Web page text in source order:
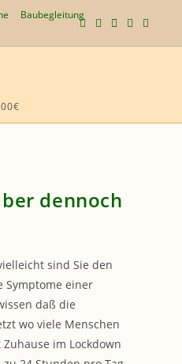
Baubegleitung
WEBSITE-
dennoch
sind Sie den
Symptome einer
daß die
wo viele Menschen
im Lockdown